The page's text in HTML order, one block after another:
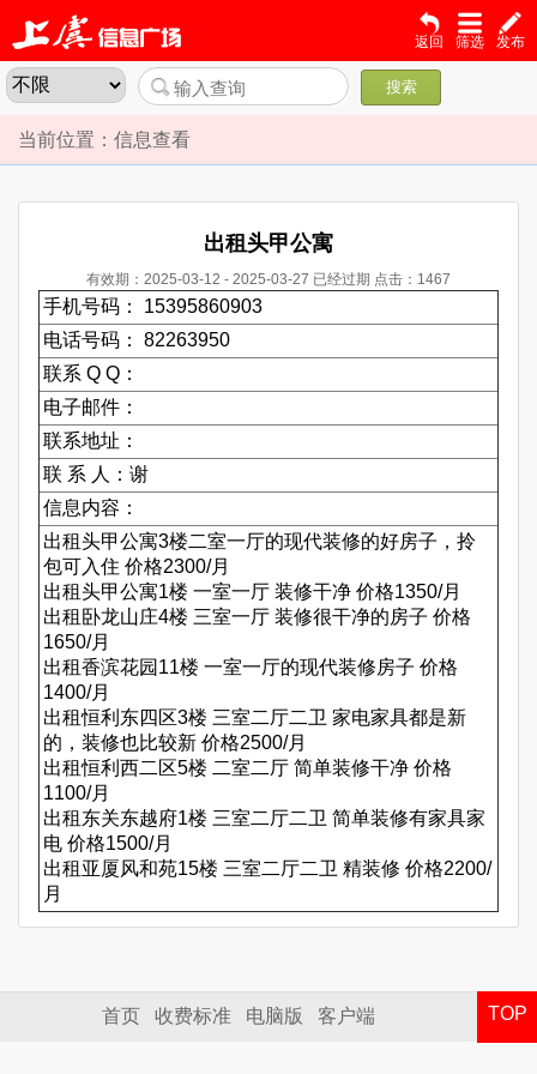
返回 筛选 发布
搜索
当前位置：信息查看
出租头甲公寓
有效期：2025-03-12 - 2025-03-27 已经过期 点击：1467
手机号码： 15395860903
电话号码： 82263950
联系 Q Q：
电子邮件：
联系地址：
联 系 人：谢
信息内容：
出租头甲公寓3楼二室一厅的现代装修的好房子，拎
包可入住 价格2300/月
出租头甲公寓1楼 一室一厅 装修干净 价格1350/月
出租卧龙山庄4楼 三室一厅 装修很干净的房子 价格
1650/月
出租香滨花园11楼 一室一厅的现代装修房子 价格
1400/月
出租恒利东四区3楼 三室二厅二卫 家电家具都是新
的，装修也比较新 价格2500/月
出租恒利西二区5楼 二室二厅 简单装修干净 价格
1100/月
出租东关东越府1楼 三室二厅二卫 简单装修有家具家
电 价格1500/月
出租亚厦风和苑15楼 三室二厅二卫 精装修 价格2200/
月
首页 收费标准 电脑版 客户端 TOP